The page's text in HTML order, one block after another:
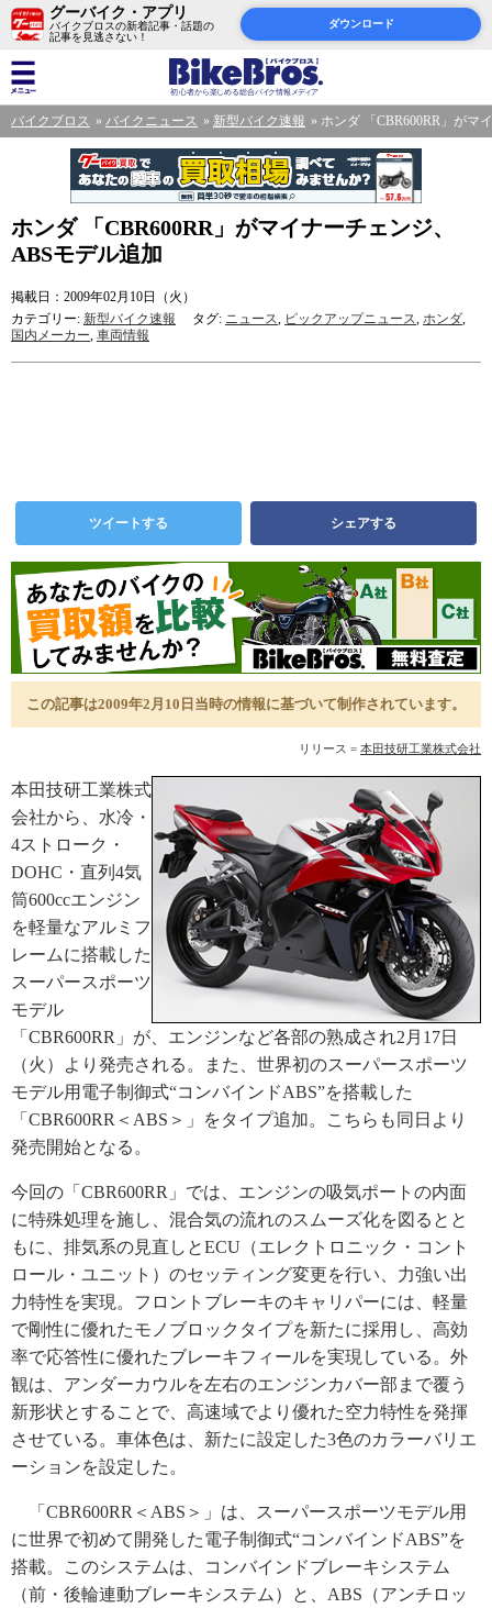
グーバイク・アプリ
バイクブロスの新着記事・話題の
記事を見逃さない！
ダウンロード
バイクブロス バイクニュース 新型バイク速報 ホンダ 「CBR600RR」がマ
ホンダ 「CBR600RR」がマイナーチェンジ、
ABSモデル追加
掲載日：2009年02月10日（火）
カテゴリー: 新型バイク速報 タグ: ニュース, ピックアップニュース, ホンダ,
国内メーカー, 車両情報
ツイートする シェアする
この記事は2009年2月10日当時の情報に基づいて制作されています。
リリース = 本田技研工業株式会社
本田技研工業株式
会社から、水冷・
4ストローク・
DOHC・直列4気
筒600ccエンジン
を軽量なアルミフ
レームに搭載した
スーパースポーツ
モデル
「CBR600RR」が、エンジンなど各部の熟成され2月17日
（火）より発売される。また、世界初のスーパースポーツ
モデル用電子制御式“コンバインドABS”を搭載した
「CBR600RR＜ABS＞」をタイプ追加。こちらも同日より
発売開始となる。
今回の「CBR600RR」では、エンジンの吸気ポートの内面
に特殊処理を施し、混合気の流れのスムーズ化を図るとと
もに、排気系の見直しとECU（エレクトロニック・コント
ロール・ユニット）のセッティング変更を行い、力強い出
力特性を実現。フロントブレーキのキャリパーには、軽量
で剛性に優れたモノブロックタイプを新たに採用し、高効
率で応答性に優れたブレーキフィールを実現している。外
観は、アンダーカウルを左右のエンジンカバー部まで覆う
新形状とすることで、高速域でより優れた空力特性を発揮
させている。車体色は、新たに設定した3色のカラーバリエ
ーションを設定した。
「CBR600RR＜ABS＞」は、スーパースポーツモデル用
に世界で初めて開発した電子制御式“コンバインドABS”を
搭載。このシステムは、コンバインドブレーキシステム
（前・後輪連動ブレーキシステム）と、ABS（アンチロッ